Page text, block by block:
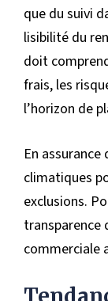
que du suivi
lisibilité du
doit
frais, les
l’horizon de
En
climatiques
exclusions.
transparence
commerciale